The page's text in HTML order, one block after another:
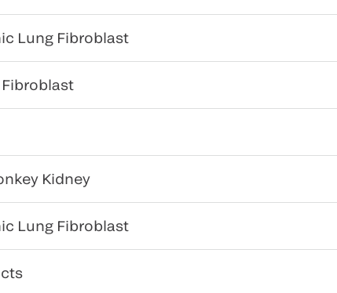
Lung Fibroblast
Kidney
Lung Fibroblast